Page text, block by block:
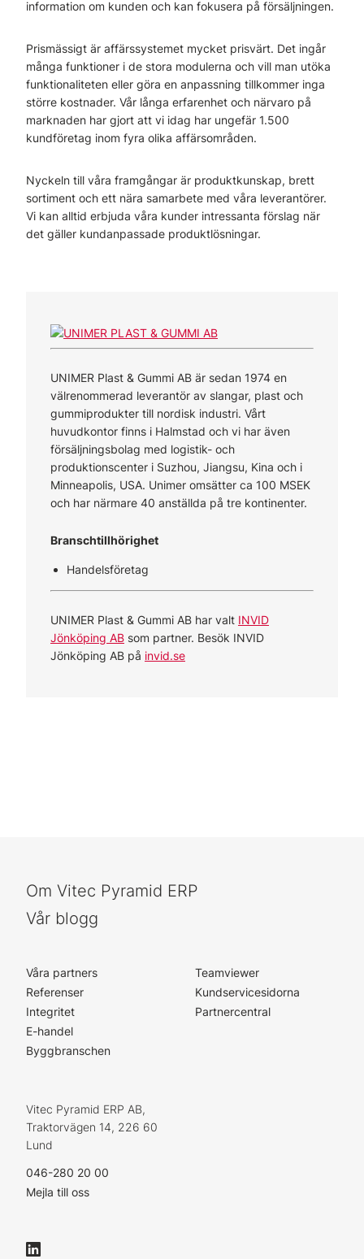
information om kunden och kan fokusera på försäljningen.
Prismässigt är affärssystemet mycket prisvärt. Det ingår
många funktioner i de stora modulerna och vill man utöka
funktionaliteten eller göra en anpassning tillkommer inga
större kostnader. Vår långa erfarenhet och närvaro på
marknaden har gjort att vi idag har ungefär 1.500
kundföretag inom fyra olika affärsområden.
Nyckeln till våra framgångar är produktkunskap, brett
sortiment och ett nära samarbete med våra leverantörer.
Vi kan alltid erbjuda våra kunder intressanta förslag när
det gäller kundanpassade produktlösningar.
UNIMER Plast & Gummi AB är sedan 1974 en
välrenommerad leverantör av slangar, plast och
gummiprodukter till nordisk industri. Vårt
huvudkontor finns i Halmstad och vi har även
försäljningsbolag med logistik- och
produktionscenter i Suzhou, Jiangsu, Kina och i
Minneapolis, USA. Unimer omsätter ca 100 MSEK
och har närmare 40 anställda på tre kontinenter.
Branschtillhörighet
Handelsföretag
UNIMER Plast & Gummi AB har valt INVID
Jönköping AB som partner. Besök INVID
Jönköping AB på invid.se
Om Vitec Pyramid ERP
Vår blogg
Våra partners
Referenser
Integritet
E-handel
Byggbranschen
Teamviewer
Kundservicesidorna
Partnercentral
Vitec Pyramid ERP AB,
Traktorvägen 14, 226 60
Lund
046-280 20 00
Mejla till oss